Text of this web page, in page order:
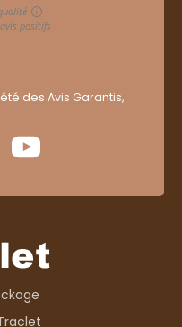
des Avis Garantis,